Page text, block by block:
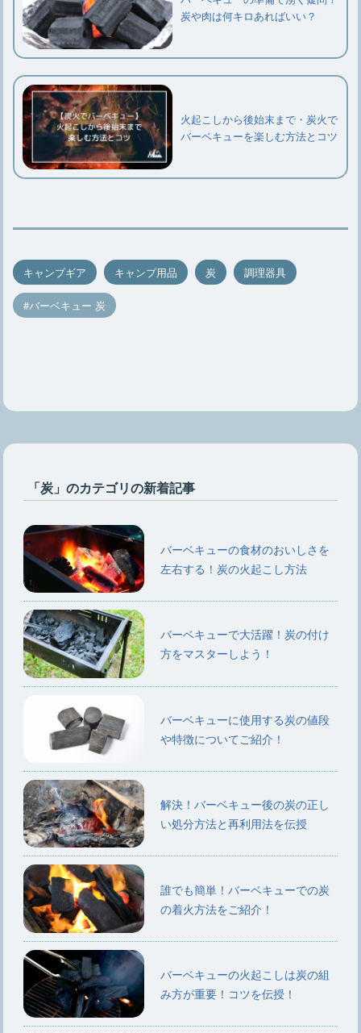
炭や肉は何キロあればいい？
火起こしから後始末まで・炭火で
バーベキューを楽しむ方法とコツ
キャンプギア キャンプ用品 炭 調理器具
バーベキュー 炭
「炭」のカテゴリの新着記事
バーベキューの食材のおいしさを
左右する！炭の火起こし方法
バーベキューで大活躍！炭の付け
方をマスターしよう！
バーベキューに使用する炭の値段
や特徴についてご紹介！
解決！バーベキュー後の炭の正し
い処分方法と再利用法を伝授
誰でも簡単！バーベキューでの炭
の着火方法をご紹介！
バーベキューの火起こしは炭の組
み方が重要！コツを伝授！